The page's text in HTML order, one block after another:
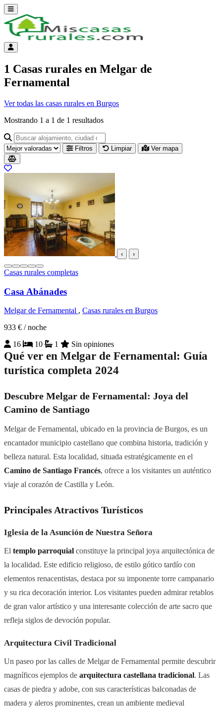
Abrir menú
Menú de cuenta
1 Casas rurales en Melgar de
Fernamental
Ver todas las casas rurales en Burgos
Mostrando 1 a 1 de 1 resultados
Buscar alojamiento, ciudad o provincia para ir a su página
Filtros Limpiar Ver mapa
Resultados del listado
‹ ›
Casas rurales completas
Casa Abánades
Melgar de Fernamental , Casas rurales en Burgos
933 € / noche
16
10 1 Sin opiniones
Qué ver en Melgar de Fernamental: Guía
turística completa 2024
Descubre Melgar de Fernamental: Joya del
Camino de Santiago
Melgar de Fernamental, ubicado en la provincia de Burgos, es un
encantador municipio castellano que combina historia, tradición y
belleza natural. Esta localidad, situada estratégicamente en el
Camino de Santiago Francés, ofrece a los visitantes un auténtico
viaje al corazón de Castilla y León.
Principales Atractivos Turísticos
Iglesia de la Asunción de Nuestra Señora
El templo parroquial constituye la principal joya arquitectónica de
la localidad. Este edificio religioso, de estilo gótico tardío con
elementos renacentistas, destaca por su imponente torre campanario
y su rica decoración interior. Los visitantes pueden admirar retablos
de gran valor artístico y una interesante colección de arte sacro que
refleja siglos de devoción popular.
Arquitectura Civil Tradicional
Un paseo por las calles de Melgar de Fernamental permite descubrir
magníficos ejemplos de arquitectura castellana tradicional. Las
casas de piedra y adobe, con sus características balconadas de
madera y aleros prominentes, crean un ambiente medieval